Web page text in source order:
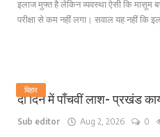
इलाज मुफ्त है लेकिन व्यवस्था ऐसी कि मासूम
परीक्षा से कम नहीं लगा। सवाल यह नहीं कि
बिहार
दो दिन में पाँचवीं लाश- प्रखंड
Sub editor Aug 2, 2026 0